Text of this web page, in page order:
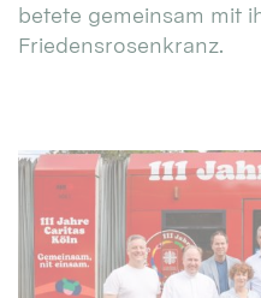
betete gemeinsam mit
Friedensrosenkranz.